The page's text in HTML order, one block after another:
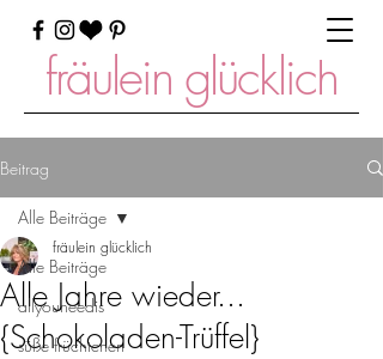
fräulein glücklich
Beitrag
Alle Beiträge
allyouneedis
süße früchtchen
Alle Beiträge
Alle Jahre wieder...
{Schokoladen-Trüffel}
fräulein glücklich